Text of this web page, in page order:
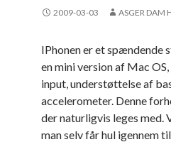
2009-03-03 ASGER DAM
IPhonen er et spændende
en mini version af Mac
input, understøttelse af
accelerometer. Denne
der naturligvis leges med.
man selv får hul igennem